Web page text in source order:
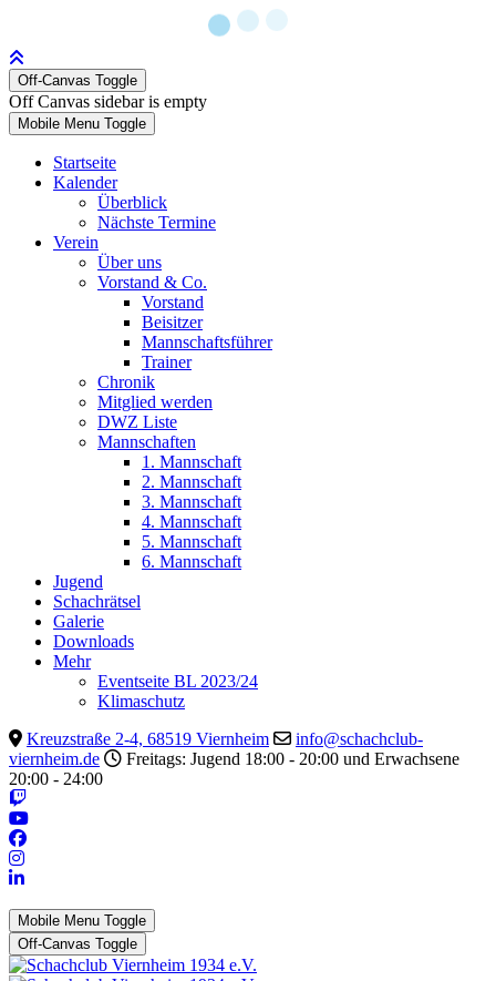
Off-Canvas Toggle
Off Canvas sidebar is empty
Mobile Menu Toggle
Startseite
Kalender
Überblick
Nächste Termine
Verein
Über uns
Vorstand & Co.
Vorstand
Beisitzer
Mannschaftsführer
Trainer
Chronik
Mitglied werden
DWZ Liste
Mannschaften
1. Mannschaft
2. Mannschaft
3. Mannschaft
4. Mannschaft
5. Mannschaft
6. Mannschaft
Jugend
Schachrätsel
Galerie
Downloads
Mehr
Eventseite BL 2023/24
Klimaschutz
Kreuzstraße 2-4, 68519 Viernheim
info@schachclub-
viernheim.de
Freitags: Jugend 18:00 - 20:00 und Erwachsene
20:00 - 24:00
Mobile Menu Toggle
Off-Canvas Toggle